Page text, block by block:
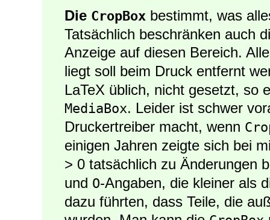
Die CropBox bestimmt, was
Tatsächlich beschränken auch
Anzeige auf diesen Bereich.
liegt soll beim Druck entfernt
LaTeX üblich, nicht gesetzt, so
MediaBox. Leider ist schwer
Druckertreiber macht, wenn
einigen Jahren zeigte sich bei
> 0 tatsächlich zu Änderungen
und O-Angaben, die kleiner als
dazu führten, dass Teile, die